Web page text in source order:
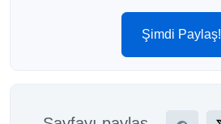
Şimdi Paylaş!